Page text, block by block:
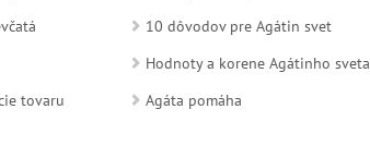
tovaru
10 dôvodov pre Agátin svet
Hodnoty a korene Agátinho sveta
Agáta pomáha